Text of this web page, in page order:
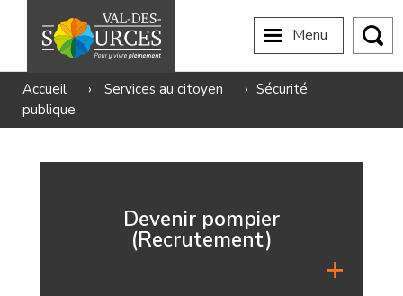
Menu
Accueil › Services au citoyen › Sécurité
publique
Devenir pompier
(Recrutement)